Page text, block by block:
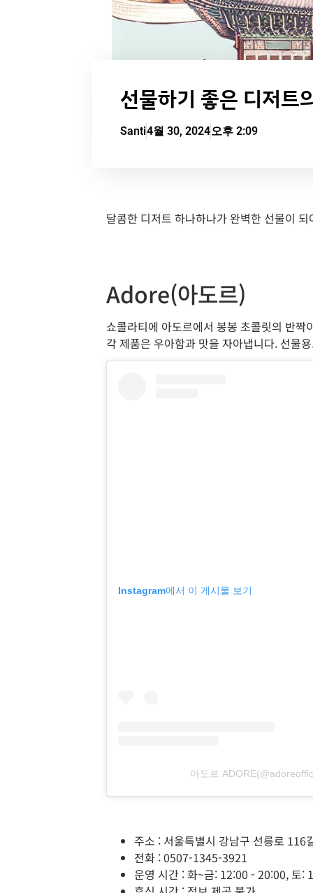
선물하기 좋은 디저트
Santi4월 30, 2024오후 2:09
달콤한 디저트 하나하나가 완벽한 선물이
Adore(아도르)
쇼콜라티에 아도르에서 봉봉 초콜릿의 반
각 제품은 우아함과 맛을 자아냅니다. 선물
Instagram에서 이 게시물 보기
아도르
주소 : 서울특별시 강남구 선릉로 116
전화 : 0507-1345-3921
운영 시간 : 화~금: 12:00 - 20:00, 토: